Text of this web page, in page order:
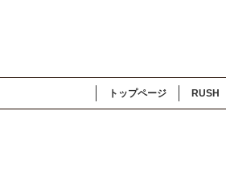
トップページ RUSH